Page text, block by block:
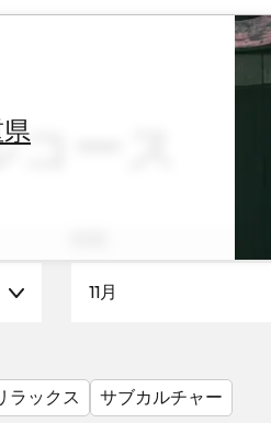
ース
11月
ラックス
サブカルチャー